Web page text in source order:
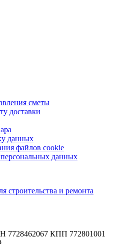
сметы
доставки
данных
файлов cookie
данных
строительства и ремонта
КПП 772801001